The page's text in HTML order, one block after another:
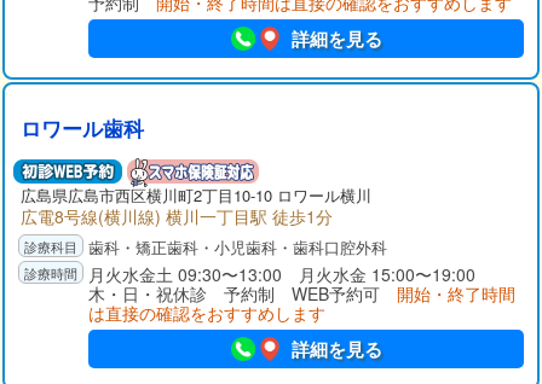
詳細を見る
ロワール歯科
広島県広島市西区横川町2丁目10-10 ロワール横川
広電8号線(横川線) 横川一丁目駅 徒歩1分
歯科・矯正歯科・小児歯科・歯科口腔外科
月火水金土 09:30〜13:00 月火水金 15:00〜19:00
木・日・祝休診 予約制 WEB予約可 開始・終了時間
は直接の確認をおすすめします
詳細を見る